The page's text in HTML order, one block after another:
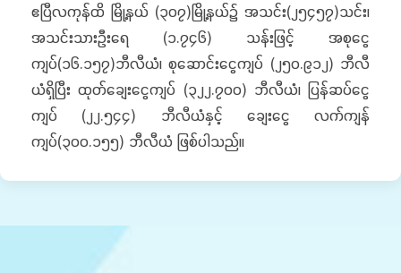
ဧပြီလကုန်ထိ မြို့နယ် (၃၀၇)မြို့နယ်၌ အသင်း(၂၅၄၅၇)သင်း၊
အသင်းသားဦးရေ (၁.၇၄၆) သန်းဖြင့် အစုငွေ
ကျပ်(၁၆.၁၅၇)ဘီလီယံ၊ စုဆောင်းငွေကျပ် (၂၅၀.၉၁၂) ဘီလီ
ယံရှိပြီး ထုတ်ချေးငွေကျပ် (၃၂၂.၇၀၀) ဘီလီယံ၊ ပြန်ဆပ်ငွေ
ကျပ် (၂၂.၅၄၄) ဘီလီယံနှင့် ချေးငွေ လက်ကျန်
ကျပ်(၃၀၀.၁၅၅) ဘီလီယံ ဖြစ်ပါသည်။